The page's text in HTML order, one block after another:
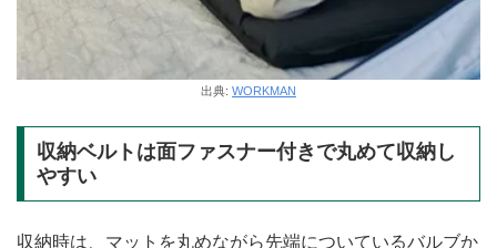
出典: WORKMAN
収納ベルトは面ファスナー付きで丸めて収納し
やすい
収納時は、マットを丸めながら先端についているバルブか